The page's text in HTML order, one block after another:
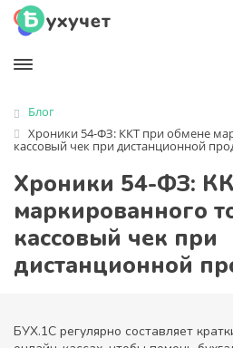
Блог
Хроники 54-ФЗ: ККТ при обмене
кассовый чек при дистанционной
Хроники 54-ФЗ:
маркированного
кассовый чек при
дистанционной
БУХ.1С регулярно составляет